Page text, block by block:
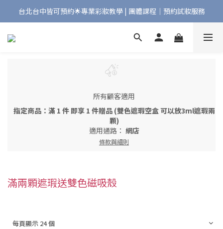
Bonjour!歡迎來到Maqpro | 全店2000免運🇫🇷
台北台中皆可預約🌟專業彩妝教學 | 團體課程｜預約試妝服務
Bonjour!歡迎來到Maqpro | 全店2000免運🇫🇷
所有顧客適用
指定商品：滿 1 件 即享 1 件贈品 (雙色遮瑕空盒 可以放3ml遮瑕兩
顆)
適用通路： 網店
條款與細則
滿兩顆遮瑕送雙色磁吸殼
每頁顯示 24 個